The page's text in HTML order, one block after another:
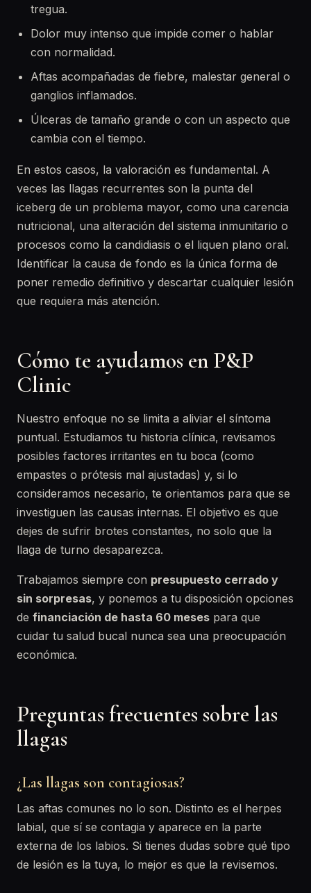
tregua.
Dolor muy intenso que impide comer o hablar
con normalidad.
Aftas acompañadas de fiebre, malestar general o
ganglios inflamados.
Úlceras de tamaño grande o con un aspecto que
cambia con el tiempo.
En estos casos, la valoración es fundamental. A
veces las llagas recurrentes son la punta del
iceberg de un problema mayor, como una carencia
nutricional, una alteración del sistema inmunitario o
procesos como la candidiasis o el liquen plano oral.
Identificar la causa de fondo es la única forma de
poner remedio definitivo y descartar cualquier lesión
que requiera más atención.
Cómo te ayudamos en P&P
Clinic
Nuestro enfoque no se limita a aliviar el síntoma
puntual. Estudiamos tu historia clínica, revisamos
posibles factores irritantes en tu boca (como
empastes o prótesis mal ajustadas) y, si lo
consideramos necesario, te orientamos para que se
investiguen las causas internas. El objetivo es que
dejes de sufrir brotes constantes, no solo que la
llaga de turno desaparezca.
Trabajamos siempre con presupuesto cerrado y
sin sorpresas, y ponemos a tu disposición opciones
de financiación de hasta 60 meses para que
cuidar tu salud bucal nunca sea una preocupación
económica.
Preguntas frecuentes sobre las
llagas
¿Las llagas son contagiosas?
Las aftas comunes no lo son. Distinto es el herpes
labial, que sí se contagia y aparece en la parte
externa de los labios. Si tienes dudas sobre qué tipo
de lesión es la tuya, lo mejor es que la revisemos.